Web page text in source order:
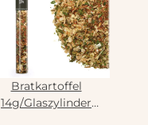
Bratkartoffel
14g/Glaszylinder